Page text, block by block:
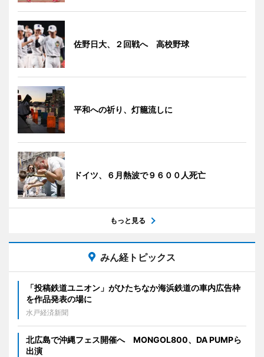
佐野日大、２回戦へ 高校野球
平和への祈り、灯籠流しに
ドイツ、６月熱波で９６００人死亡
もっと見る
みん経トピックス
「投稿鉄道ユニオン」がひたちなか海浜鉄道の車内広告枠
を作品発表の場に
水戸経済新聞
北広島で沖縄フェス開催へ MONGOL800、DA PUMPら
出演